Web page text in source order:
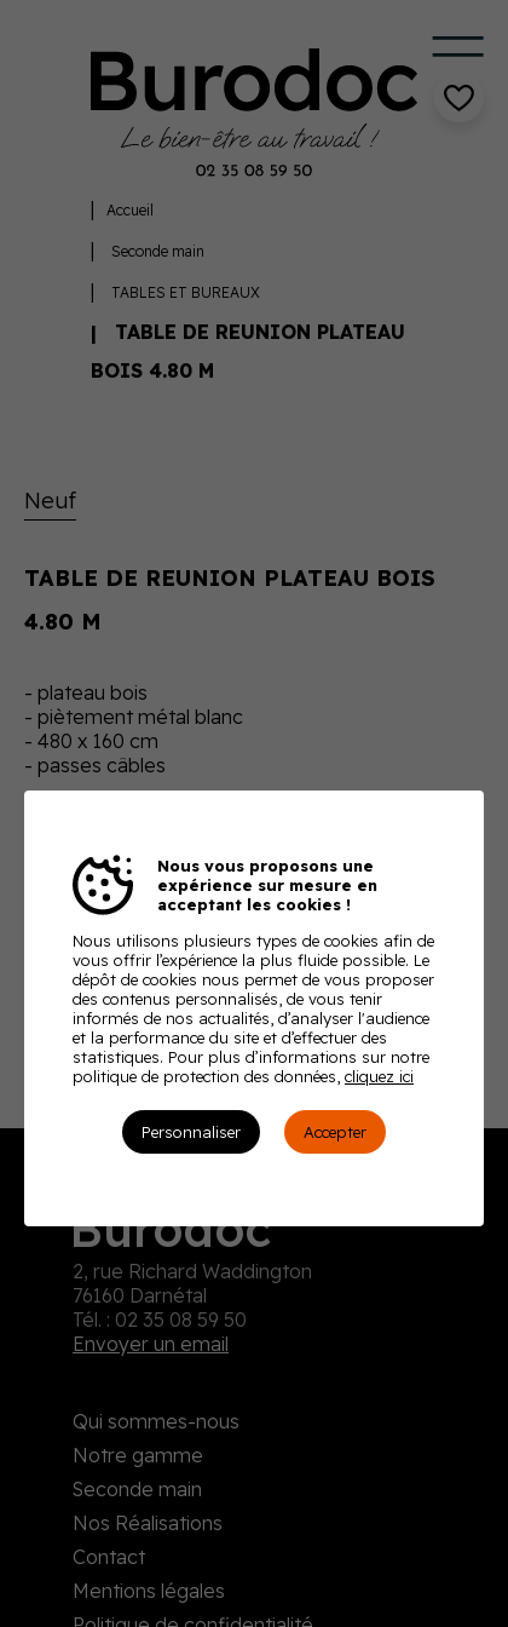
Accueil
Seconde main
TABLES ET BUREAUX
TABLE DE REUNION PLATEAU
BOIS 4.80 M
Neuf
TABLE DE REUNION PLATEAU BOIS
4.80 M
- plateau bois
- piètement métal blanc
- 480 x 160 cm
- passes câbles
1500 H.T.
En ajoutant ce produit à votre panier, nous vous
enverrons un devis ajusté à votre besoin
Télécharger la fiche technique
Burodoc
2, rue Richard Waddington
76160 Darnétal
Tél. : 02 35 08 59 50
Envoyer un email
Qui sommes-nous
Notre gamme
Seconde main
Nos Réalisations
Contact
Mentions légales
Nous vous proposons une
expérience sur mesure en
acceptant les cookies !
Nous utilisons plusieurs types de cookies afin de
vous offrir l’expérience la plus fluide possible. Le
dépôt de cookies nous permet de vous proposer
des contenus personnalisés, de vous tenir
informés de nos actualités, d’analyser l'audience
et la performance du site et d’effectuer des
statistiques. Pour plus d’informations sur notre
politique de protection des données, cliquez ici
Personnaliser Accepter